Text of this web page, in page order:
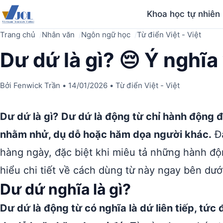
Khoa học tự nhiên
Trang chủ Nhân văn Ngôn ngữ học Từ điển Việt - Việt
Dư dứ là gì? 😔 Ý
Bởi Fenwick Trần • 14/01/2026 • Từ điển Việt - Việt
Dư dứ là gì? Dư dứ là động từ chỉ hành động
nhằm nhử, dụ dỗ hoặc hăm dọa người khác.
hàng ngày, đặc biệt khi miêu tả những hành
hiểu chi tiết về cách dùng từ này ngay bên
Dư dứ nghĩa là gì?
Dư dứ là động từ có nghĩa là dứ liên tiếp, tức